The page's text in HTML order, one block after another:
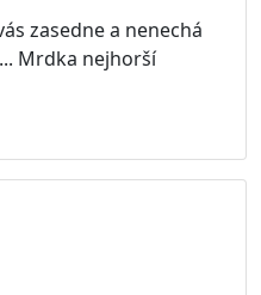
zasedne a nenechá
Mrdka nejhorší